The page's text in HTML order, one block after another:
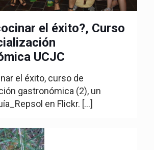
el éxito?, Curso
UCJC
el éxito, curso de
gastronómica (2), un
en Flickr. […]